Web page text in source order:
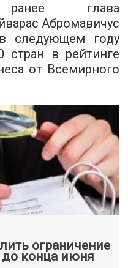
глава
Абромавичус
следующем году
в рейтинге
от Всемирного
ограничение
до конца июня